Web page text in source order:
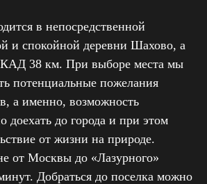
в непосредственной
и спокойной деревни Шахово, а
38 км. При выборе места мы
потенциальные пожелания
а именно, возможность
доехать до города и при этом
от жизни на природе.
от Москвы до «Лазурного»
Добраться до поселка можно
98